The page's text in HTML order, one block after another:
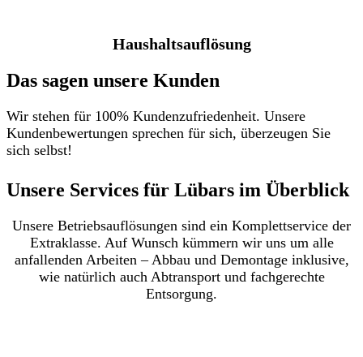
Haushaltsauflösung
Das sagen unsere Kunden
Wir stehen für 100% Kundenzufriedenheit. Unsere
Kundenbewertungen sprechen für sich, überzeugen Sie
sich selbst!
Unsere Services für Lübars im Überblick​
Unsere Betriebsauflösungen sind ein Komplettservice der
Extraklasse. Auf Wunsch kümmern wir uns um alle
anfallenden Arbeiten – Abbau und Demontage inklusive,
wie natürlich auch Abtransport und fachgerechte
Entsorgung.